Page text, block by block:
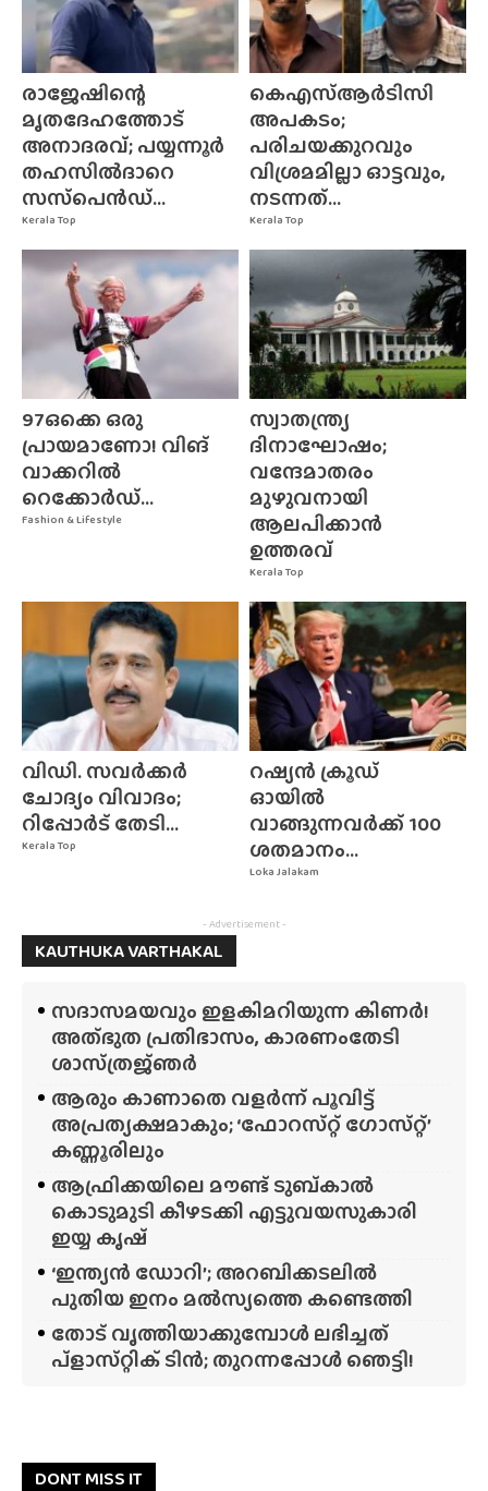
Kerala Top
രാജേഷിന്റെ
മൃതദേഹത്തോട്
അനാദരവ്; പയ്യന്നൂർ
തഹസിൽദാറെ
സസ്‌പെൻഡ്...
Kerala Top
കെഎസ്ആർടിസി
അപകടം;
പരിചയക്കുറവും
വിശ്രമമില്ലാ ഓട്ടവും,
നടന്നത്...
Fashion & Lifestyle
97ഒക്കെ ഒരു
പ്രായമാണോ! വിങ്
വാക്കറിൽ
റെക്കോർഡ്...
Kerala Top
സ്വാതന്ത്ര്യ
ദിനാഘോഷം;
വന്ദേമാതരം
മുഴുവനായി
ആലപിക്കാൻ
ഉത്തരവ്
Kerala Top
വിഡി. സവർക്കർ
ചോദ്യം വിവാദം;
റിപ്പോർട് തേടി...
Loka Jalakam
റഷ്യൻ ക്രൂഡ്
ഓയിൽ
വാങ്ങുന്നവർക്ക് 100
ശതമാനം...
- Advertisement -
KAUTHUKA VARTHAKAL
സദാസമയവും ഇളകിമറിയുന്ന കിണർ!
അത്‌ഭുത പ്രതിഭാസം, കാരണംതേടി
ശാസ്‌ത്രജ്‌ഞർ
ആരും കാണാതെ വളർന്ന് പൂവിട്ട്
അപ്രത്യക്ഷമാകും; ‘ഫോറസ്‌റ്റ്‌ ഗോസ്‌റ്റ്’
കണ്ണൂരിലും
ആഫ്രിക്കയിലെ മൗണ്ട് ടുബ്‌കാൽ
കൊടുമുടി കീഴടക്കി എട്ടുവയസുകാരി
ഇയ്യ കൃഷ്
‘ഇന്ത്യൻ ഡോറി’; അറബിക്കടലിൽ
പുതിയ ഇനം മൽസ്യത്തെ കണ്ടെത്തി
തോട് വൃത്തിയാക്കുമ്പോൾ ലഭിച്ചത്
പ്‌ളാസ്‌റ്റിക് ടിൻ; തുറന്നപ്പോൾ ഞെട്ടി!
DONT MISS IT